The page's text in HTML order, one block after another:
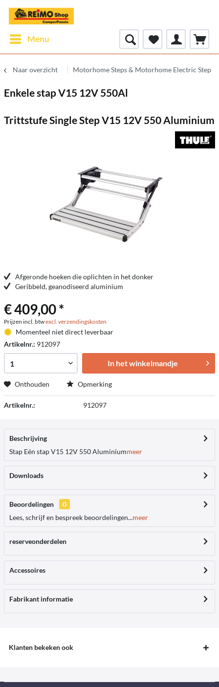
Menu
Naar overzicht Motorhome Steps & Motorhome Electric Step
Enkele stap V15 12V 550Al
Trittstufe Single Step V15 12V 550 Aluminium
Afgeronde hoeken die oplichten in het donker
Geribbeld, geanodiseerd aluminium
€ 409,00 *
Prijzen incl. btwexcl. verzendingskosten
Momenteel niet direct leverbaar
Artikelnr.: 912097
In het winkelmandje
Onthouden Opmerking
Artikelnr.: 912097
Beschrijving
Stap Eén stap V15 12V 550 Aluminiummeer
Downloads
Beoordelingen
0
Lees, schrijf en bespreek beoordelingen...meer
reserveonderdelen
Accessoires
Fabrikant informatie
Klanten bekeken ook